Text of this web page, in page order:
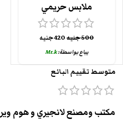
ملابس حريمي
500جنيه420جنيه
يباع بواسطة:Mr.k
متوسط تقييم البائع
مكتب ومصنع لانجيري و هوم